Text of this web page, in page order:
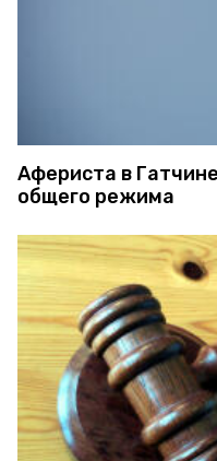
Афериста в
общего режима